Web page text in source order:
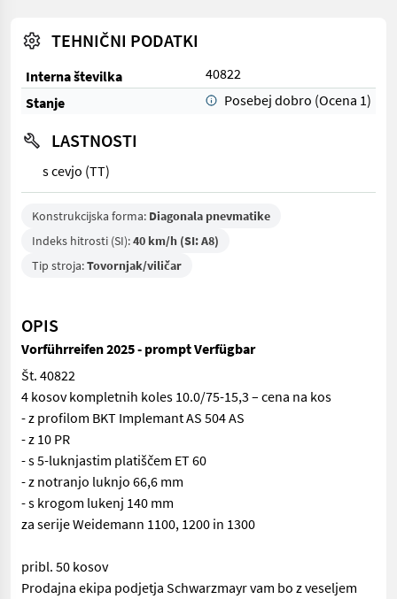
TEHNIČNI PODATKI
Interna številka
40822
Stanje
Posebej dobro (Ocena 1)
LASTNOSTI
s cevjo (TT)
Konstrukcijska forma: Diagonala pnevmatike
Indeks hitrosti (SI):40 km/h (SI: A8)
Tip stroja:Tovornjak/viličar
OPIS
Vorführreifen 2025 - prompt Verfügbar
Št. 40822
4 kosov kompletnih koles 10.0/75-15,3 – cena na kos
- z profilom BKT Implemant AS 504 AS
- z 10 PR
- s 5-luknjastim platiščem ET 60
- z notranjo luknjo 66,6 mm
- s krogom lukenj 140 mm
za serije Weidemann 1100, 1200 in 1300
pribl. 50 kosov
Prodajna ekipa podjetja Schwarzmayr vam bo z veseljem